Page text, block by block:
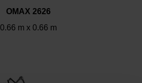
OMAX 2626
0.66 m x 0.66 m